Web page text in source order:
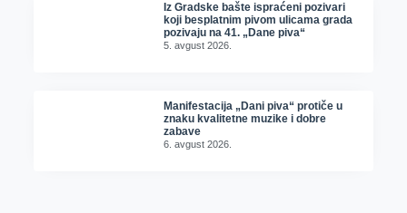
Iz Gradske bašte ispraćeni pozivari
koji besplatnim pivom ulicama grada
pozivaju na 41. „Dane piva“
5. avgust 2026.
Manifestacija „Dani piva“ protiče u
znaku kvalitetne muzike i dobre
zabave
6. avgust 2026.